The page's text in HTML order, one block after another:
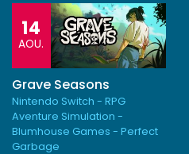
14
AOU.
Grave Seasons
Nintendo Switch - RPG
Aventure Simulation -
Blumhouse Games - Perfect
Garbage